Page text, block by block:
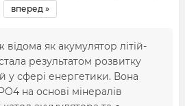
вперед »
відома як акумулятор літій-
результатом розвитку
у сфері енергетики. Вона
на основі мінералів